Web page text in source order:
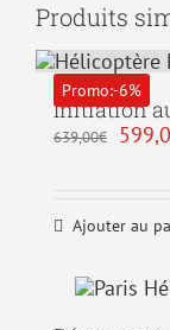
Produits
Promo:-6%
Initiation
639,00€
Le
Ajouter au